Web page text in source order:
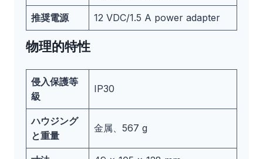
推奨電源 12 VDC/1.5 A power adapter
物理的特性
侵入保護等
級
IP30
ハウジング
と重量
金属、567 g